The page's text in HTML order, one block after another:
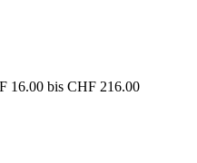
16.00 bis CHF 216.00